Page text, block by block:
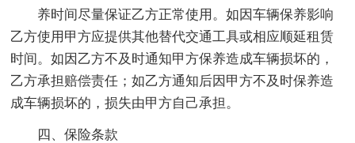
养时间尽量保证乙方正常使用。如因车辆保养影响
乙方使用甲方应提供其他替代交通工具或相应顺延租赁
时间。如因乙方不及时通知甲方保养造成车辆损坏的，
乙方承担赔偿责任；如乙方通知后因甲方不及时保养造
成车辆损坏的，损失由甲方自己承担。
四、保险条款